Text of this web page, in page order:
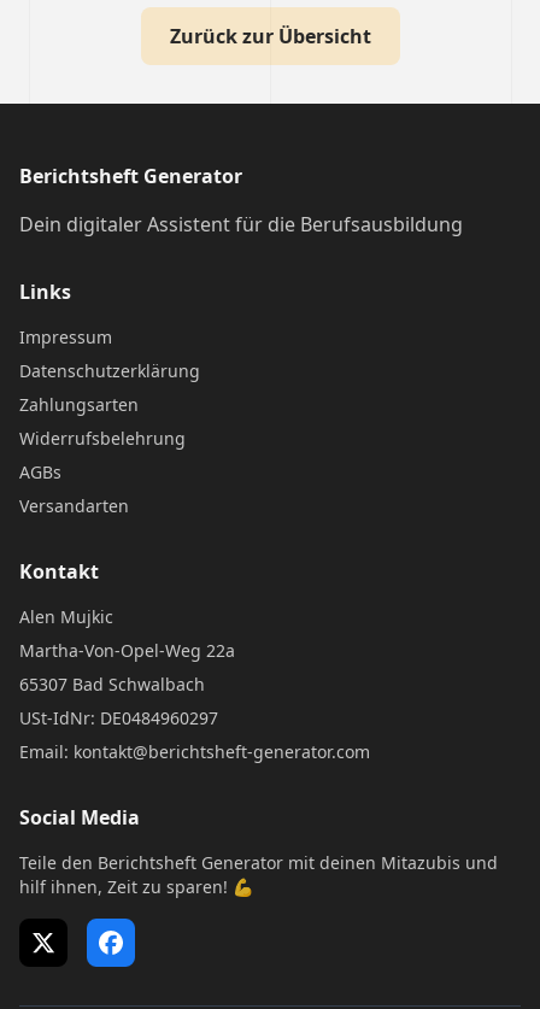
Zurück zur Übersicht
Berichtsheft Generator
Dein digitaler Assistent für die Berufsausbildung
Links
Impressum
Datenschutzerklärung
Zahlungsarten
Widerrufsbelehrung
AGBs
Versandarten
Kontakt
Alen Mujkic
Martha-Von-Opel-Weg 22a
65307 Bad Schwalbach
USt-IdNr: DE0484960297
Email: kontakt@berichtsheft-generator.com
Social Media
Teile den Berichtsheft Generator mit deinen Mitazubis und
hilf ihnen, Zeit zu sparen! 💪
X (Twitter)Facebook